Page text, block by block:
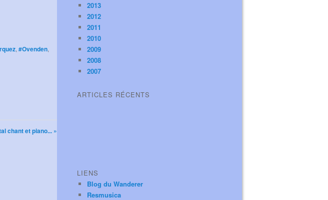
, #Ovenden,
chant et piano... »
2013
2012
2011
2010
2009
2008
2007
ARTICLES RÉCENTS
LIENS
Blog du Wanderer
Resmusica